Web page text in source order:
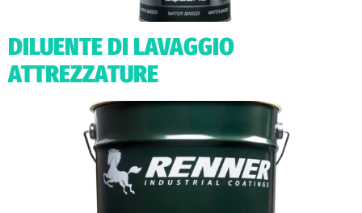
DILUENTE DI LAVAGGIO
ATTREZZATURE